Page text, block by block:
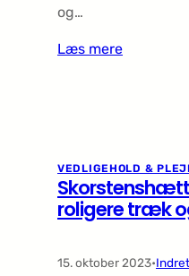
og…
Læs mere
VEDLIGEHOLD &
roligere træk
15. oktober 2023•